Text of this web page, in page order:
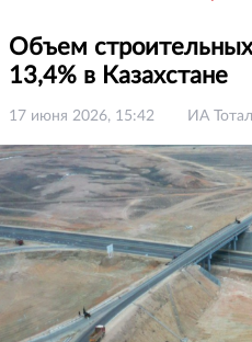
Объем
13,4% в Казахстане
17 июня 2026, 15:42 ИА